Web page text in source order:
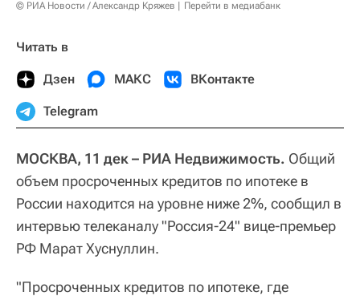
© РИА Новости / Александр Кряжев Перейти в медиабанк
Читать в
Дзен МАКС ВКонтакте
Telegram
МОСКВА, 11 дек – РИА Недвижимость. Общий
объем просроченных кредитов по ипотеке в
России находится на уровне ниже 2%, сообщил в
интервью телеканалу "Россия-24" вице-премьер
РФ Марат Хуснуллин.
"Просроченных кредитов по ипотеке, где